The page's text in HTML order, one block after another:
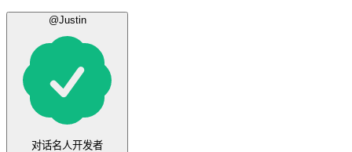
@Justin
对话名人开发者